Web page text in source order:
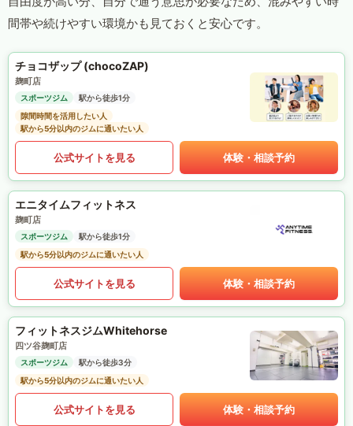
間帯や続けやすい環境かも見ておくと安心です。
チョコザップ (chocoZAP)
麹町店
スポーツジム
駅から徒歩1分
隙間時間を活用したい人
駅から5分以内のジムに通いたい人
公式サイトを見る 体験・相談予約
エニタイムフィットネス
麹町店
スポーツジム
駅から徒歩1分
駅から5分以内のジムに通いたい人
公式サイトを見る 体験・相談予約
フィットネスジムWhitehorse
四ツ谷麹町店
スポーツジム
駅から徒歩3分
駅から5分以内のジムに通いたい人
公式サイトを見る 体験・相談予約